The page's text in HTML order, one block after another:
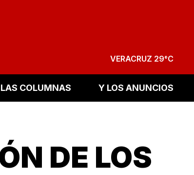
VERACRUZ 29°C
LAS COLUMNAS Y LOS ANUNCIOS
DE LOS